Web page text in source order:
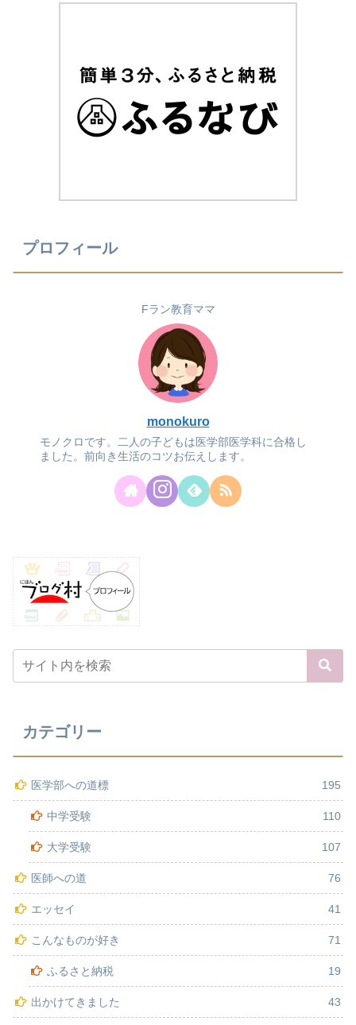
プロフィール
Fラン教育ママ
monokuro
モノクロです。二人の子どもは医学部医学科に合格し
ました。前向き生活のコツお伝えします。
カテゴリー
医学部への道標 195
中学受験 110
大学受験 107
医師への道 76
エッセイ 41
こんなものが好き 71
ふるさと納税 19
出かけてきました 43